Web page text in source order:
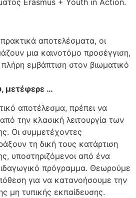
Erasmus + Youth in Action.
αποτελέσματα, οι
μια καινοτόμο προσέγγιση,
εμβάπτιση στον βιωματικό
μετέφερε …
αποτέλεσμα, πρέπει να
την κλασική λειτουργία των
Οι συμμετέχοντες
τη δική τους κατάρτιση
υποστηριζόμενοι από ένα
πρόγραμμα. Θεωρούμε
για να κατανοήσουμε την
μη τυπικής εκπαίδευσης.